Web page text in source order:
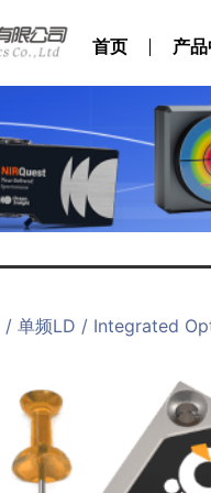
首页 产
/ 单频LD / Integrated